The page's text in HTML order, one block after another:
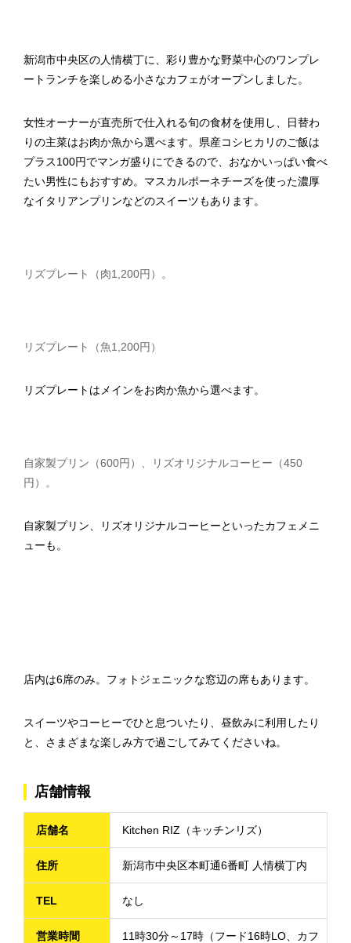
新潟市中央区の人情横丁に、彩り豊かな野菜中心のワンプレ
ートランチを楽しめる小さなカフェがオープンしました。
女性オーナーが直売所で仕入れる旬の食材を使用し、日替わ
りの主菜はお肉か魚から選べます。県産コシヒカリのご飯は
プラス100円でマンガ盛りにできるので、おなかいっぱい食べ
たい男性にもおすすめ。マスカルポーネチーズを使った濃厚
なイタリアンプリンなどのスイーツもあります。
リズプレート（肉1,200円）。
リズプレート（魚1,200円）
リズプレートはメインをお肉か魚から選べます。
自家製プリン（600円）、リズオリジナルコーヒー（450
円）。
自家製プリン、リズオリジナルコーヒーといったカフェメニ
ューも。
店内は6席のみ。フォトジェニックな窓辺の席もあります。
スイーツやコーヒーでひと息ついたり、昼飲みに利用したり
と、さまざまな楽しみ方で過ごしてみてくださいね。
店舗情報
店舗名 Kitchen RIZ（キッチンリズ）
住所 新潟市中央区本町通6番町 人情横丁内
TEL なし
営業時間
11時30分～17時（フード16時LO、カフ